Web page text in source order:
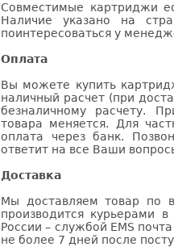
Совместимые картриджи
Наличие указано на
поинтересоваться у
Оплата
Вы можете купить
наличный расчет (при
безналичному расчету.
товара меняется. Для
оплата через банк.
ответит на все Ваши
Доставка
Мы доставляем товар по
производится курьерами
России – службой EMS
не более 7 дней после